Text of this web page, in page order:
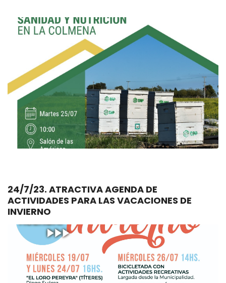
24/7/23. ATRACTIVA AGENDA DE
ACTIVIDADES PARA LAS VACACIONES DE
INVIERNO